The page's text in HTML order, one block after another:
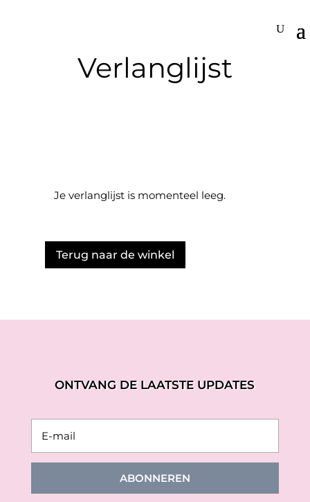
Verlanglijst
Je verlanglijst is momenteel leeg.
Terug naar de winkel
ONTVANG DE LAATSTE UPDATES
ABONNEREN